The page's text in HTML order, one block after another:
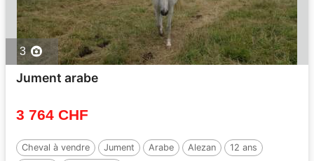
3
Jument arabe
3 764 CHF
Cheval à vendre Jument Arabe Alezan
12 ans